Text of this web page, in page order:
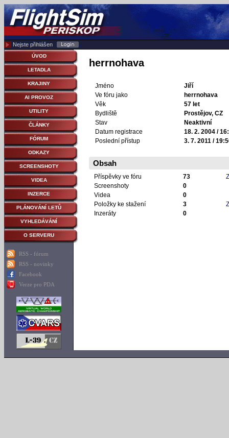
Nejste přihlášen
ÚVOD
LETADLA
KRAJINY
AI PROVOZ
UTILITY
ČLÁNKY
FÓRUM
ODKAZY
SCREENSHOTY
VIDEA
INZERCE
PLÁNOVÁNÍ LETŮ
VYHLEDÁVÁNÍ
O SERVERU
RSS - fórum
RSS - novinky
Facebook
Verze pro PDA
herrnohava
Jméno
Jiří
Ve fóru jako
herrnohava
Věk
57 let
Bydliště
Prostějov, CZ
Stav
Neaktivní
Datum registrace
18. 2. 2004 /
Poslední přístup
3. 7. 2011 /
Obsah
Příspěvky ve fóru 73
Screenshoty
0
Videa
0
Položky ke stažení
3
Inzeráty
0